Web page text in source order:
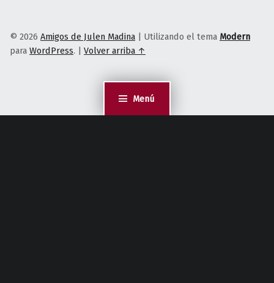
Menú
© 2026 Amigos de Julen Madina | Utilizando el tema Modern
para WordPress. | Volver arriba ↑